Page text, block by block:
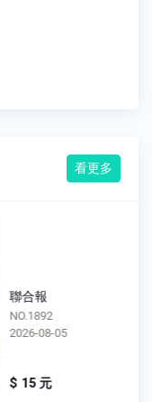
看更多